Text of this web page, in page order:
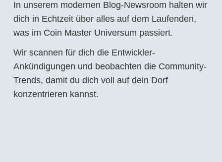
In unserem modernen Blog-Newsroom halten wir
dich in Echtzeit über alles auf dem Laufenden,
was im Coin Master Universum passiert.
Wir scannen für dich die Entwickler-
Ankündigungen und beobachten die Community-
Trends, damit du dich voll auf dein Dorf
konzentrieren kannst.